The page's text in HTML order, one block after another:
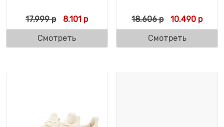
17.999р Первоначальная цена составляла 17.999
8.101 рТекущая цена: 8.101 р.
Смотреть
18.606р 10.490 р
Смотреть